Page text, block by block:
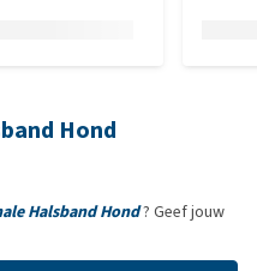
Hond
Halsband Hond? Geef jouw